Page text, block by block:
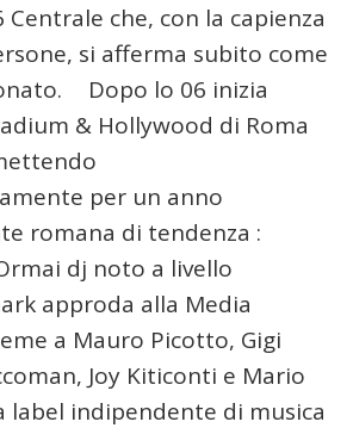
che, con la capienza
si afferma subito come
Dopo lo 06 inizia
& Hollywood di Roma
per un anno
romana di tendenza :
dj noto a livello
approda alla Media
a Mauro Picotto, Gigi
Joy Kiticonti e Mario
label indipendente di musica